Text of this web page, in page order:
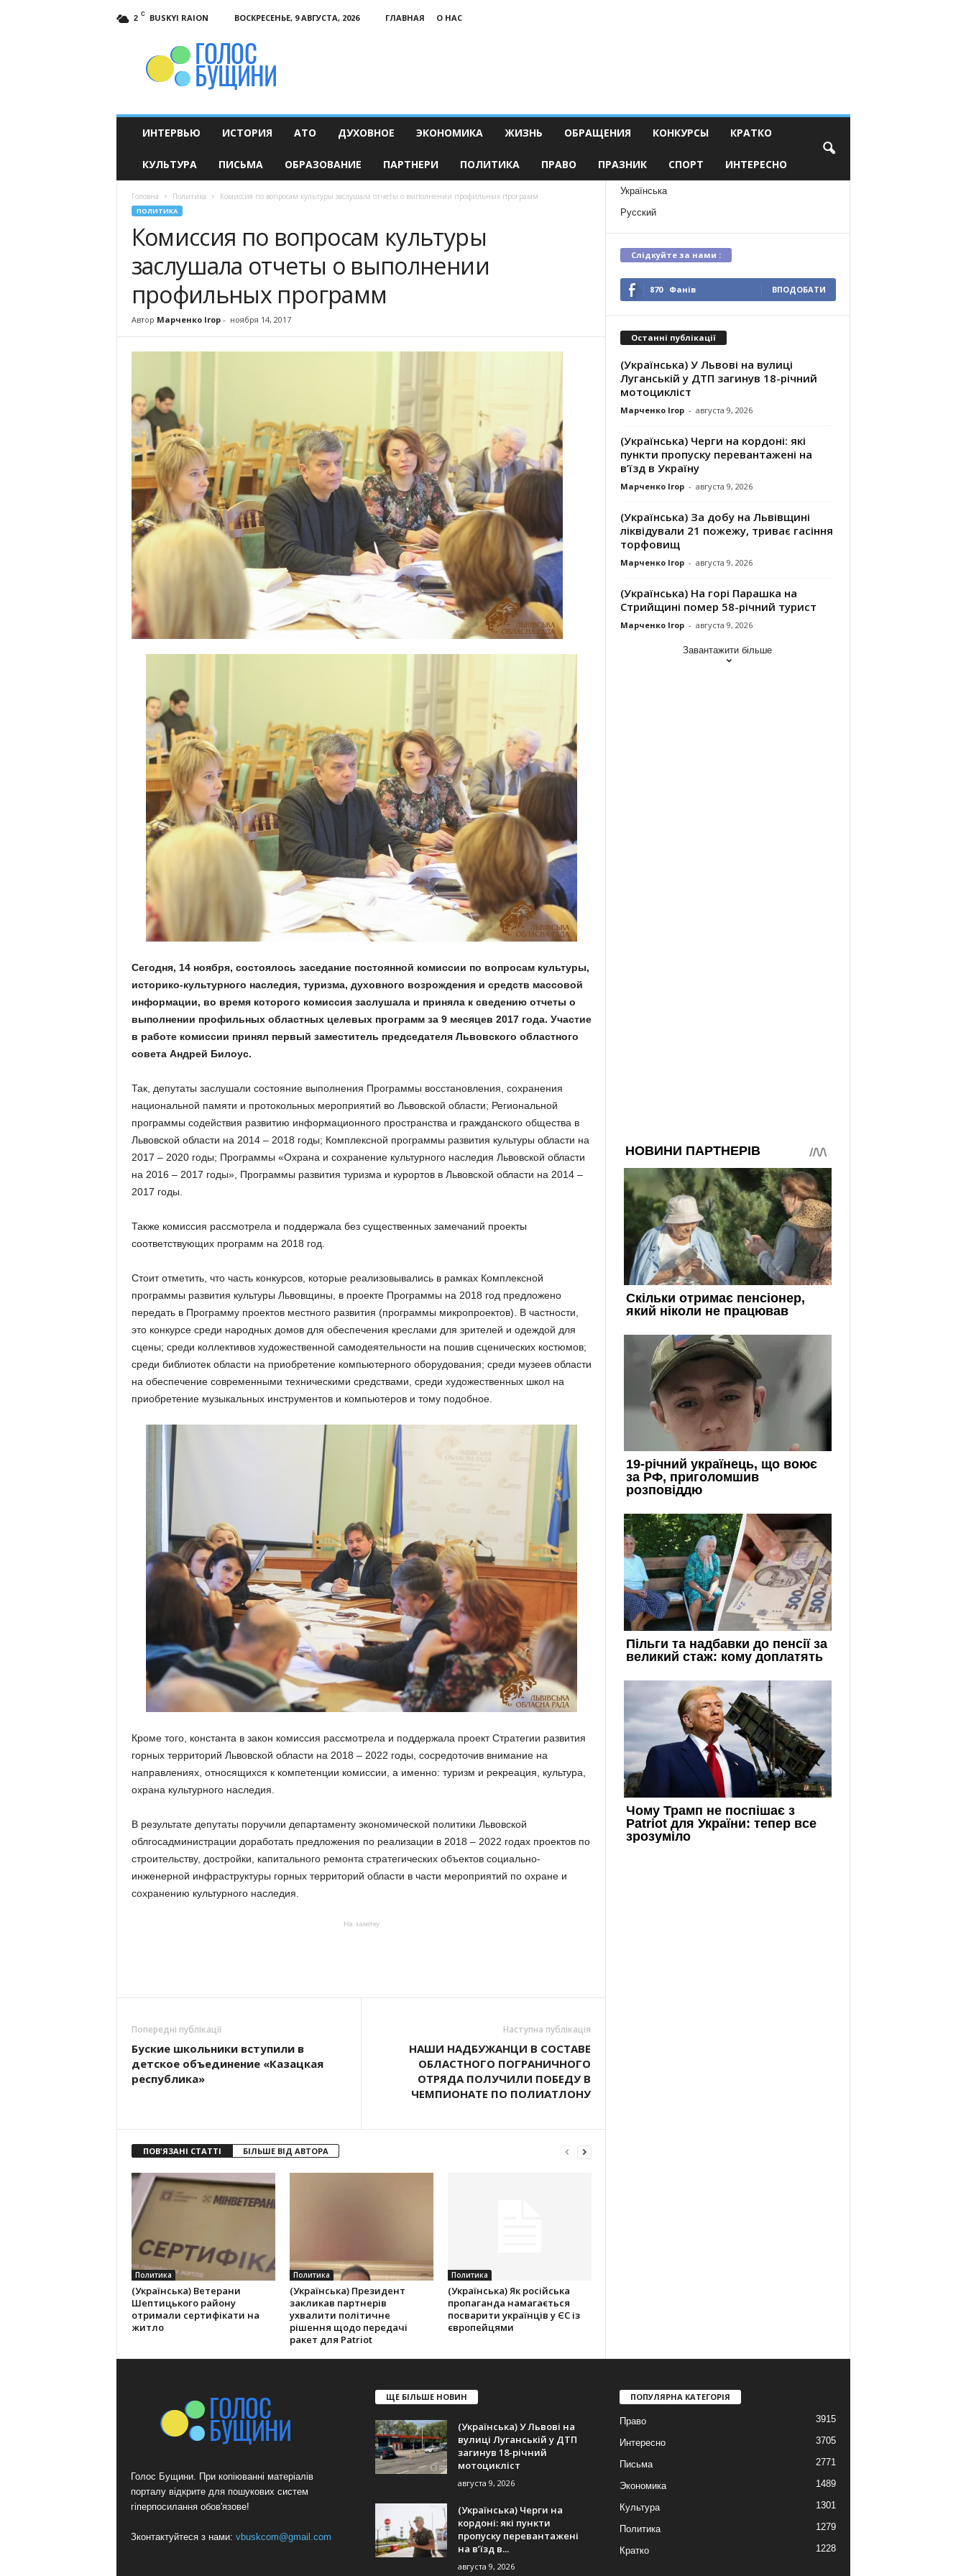
2 C BUSKYI RAION ВОСКРЕСЕНЬЕ, 9 АВГУСТА, 2026 ГЛАВНАЯ
О НАС
ИНТЕРВЬЮ ИСТОРИЯ АТО ДУХОВНОЕ ЭКОНОМИКА ЖИЗНЬ ОБРАЩЕНИЯ КОНКУРСЫ КРАТКО
КУЛЬТУРА ПИСЬМА ОБРАЗОВАНИЕ ПАРТНЕРИ ПОЛИТИКА ПРАВО ПРАЗНИК СПОРТ ИНТЕРЕСНО
Головна Политика Комиссия по вопросам культуры заслушала отчеты о выполнении профильных программ
ПОЛИТИКА
Комиссия по вопросам культуры
заслушала отчеты о выполнении
профильных программ
Автор Марченко Ігор- ноября 14, 2017
Сегодня, 14 ноября, состоялось заседание постоянной комиссии по вопросам культуры,
историко-культурного наследия, туризма, духовного возрождения и средств массовой
информации, во время которого комиссия заслушала и приняла к сведению отчеты о
выполнении профильных областных целевых программ за 9 месяцев 2017 года. Участие
в работе комиссии принял первый заместитель председателя Львовского областного
совета Андрей Билоус.
Так, депутаты заслушали состояние выполнения Программы восстановления, сохранения
национальной памяти и протокольных мероприятий во Львовской области; Региональной
программы содействия развитию информационного пространства и гражданского общества в
Львовской области на 2014 – 2018 годы; Комплексной программы развития культуры области на
2017 – 2020 годы; Программы «Охрана и сохранение культурного наследия Львовской области
на 2016 – 2017 годы», Программы развития туризма и курортов в Львовской области на 2014 –
2017 годы.
Также комиссия рассмотрела и поддержала без существенных замечаний проекты
соответствующих программ на 2018 год.
Стоит отметить, что часть конкурсов, которые реализовывались в рамках Комплексной
программы развития культуры Львовщины, в проекте Программы на 2018 год предложено
передать в Программу проектов местного развития (программы микропроектов). В частности,
это конкурсе среди народных домов для обеспечения креслами для зрителей и одеждой для
сцены; среди коллективов художественной самодеятельности на пошив сценических костюмов;
среди библиотек области на приобретение компьютерного оборудования; среди музеев области
на обеспечение современными техническими средствами, среди художественных школ на
приобретение музыкальных инструментов и компьютеров и тому подобное.
Кроме того, константа в закон комиссия рассмотрела и поддержала проект Стратегии развития
горных территорий Львовской области на 2018 – 2022 годы, сосредоточив внимание на
направлениях, относящихся к компетенции комиссии, а именно: туризм и рекреация, культура,
охрана культурного наследия.
В результате депутаты поручили департаменту экономической политики Львовской
облгосадминистрации доработать предложения по реализации в 2018 – 2022 годах проектов по
строительству, достройки, капитального ремонта стратегических объектов социально-
инженерной инфраструктуры горных территорий области в части мероприятий по охране и
сохранению культурного наследия.
На замітку
Попередні публікації
Буские школьники вступили в
детское объединение «Казацкая
республика»
Наступна публікація
НАШИ НАДБУЖАНЦИ В СОСТАВЕ
ОБЛАСТНОГО ПОГРАНИЧНОГО
ОТРЯДА ПОЛУЧИЛИ ПОБЕДУ В
ЧЕМПИОНАТЕ ПО ПОЛИАТЛОНУ
ПОВ'ЯЗАНІ СТАТТІ БІЛЬШЕ ВІД АВТОРА
Политика
(Українська) Ветерани
Шептицького району
отримали сертифікати на
житло
Политика
(Українська) Президент
закликав партнерів
ухвалити політичне
рішення щодо передачі
ракет для Patriot
Политика
(Українська) Як російська
пропаганда намагається
посварити українців у ЄС із
європейцями
Українська
Русский
Слідкуйте за нами :
870 Фанів ВПОДОБАТИ
Останні публікації
(Українська) У Львові на вулиці
Луганській у ДТП загинув 18-річний
мотоцикліст
Марченко Ігор - августа 9, 2026
(Українська) Черги на кордоні: які
пункти пропуску перевантажені на
в’їзд в Україну
Марченко Ігор - августа 9, 2026
(Українська) За добу на Львівщині
ліквідували 21 пожежу, триває гасіння
торфовищ
Марченко Ігор - августа 9, 2026
(Українська) На горі Парашка на
Стрийщині помер 58-річний турист
Марченко Ігор - августа 9, 2026
Завантажити більше
Голос Бущини. При копіюванні матеріалів
порталу відкрите для пошукових систем
гіперпосилання обов'язове!
Зконтактуйтеся з нами: vbuskcom@gmail.com
ЩЕ БІЛЬШЕ НОВИН
(Українська) У Львові на
вулиці Луганській у ДТП
загинув 18-річний
мотоцикліст
августа 9, 2026
(Українська) Черги на
кордоні: які пункти
пропуску перевантажені
на в’їзд в...
августа 9, 2026
ПОПУЛЯРНА КАТЕГОРІЯ
Право 3915
Интересно 3705
Письма 2771
Экономика 1489
Культура 1301
Политика 1279
Кратко 1228